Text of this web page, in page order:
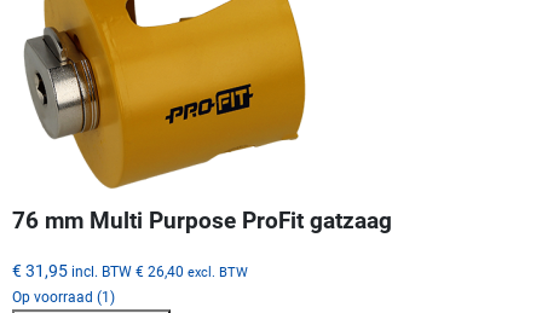
76 mm Multi Purpose ProFit gatzaag
€ 31,95 incl. BTW € 26,40 excl. BTW
Op voorraad (1)